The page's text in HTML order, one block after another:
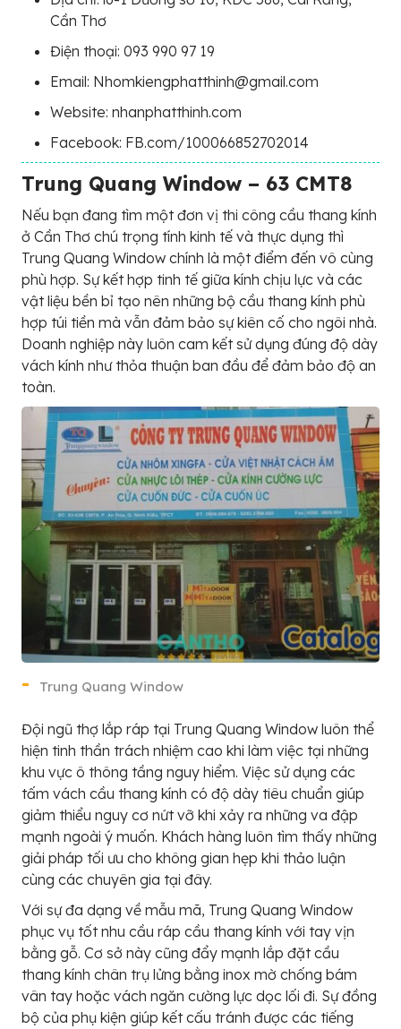
Cần Thơ
Điện thoại: 093 990 97 19
Email: Nhomkiengphatthinh@gmail.com
Website: nhanphatthinh.com
Facebook: FB.com/100066852702014
Trung Quang Window – 63 CMT8
Nếu bạn đang tìm một đơn vị thi công cầu thang kính
ở Cần Thơ chú trọng tính kinh tế và thực dụng thì
Trung Quang Window chính là một điểm đến vô cùng
phù hợp. Sự kết hợp tinh tế giữa kính chịu lực và các
vật liệu bền bỉ tạo nên những bộ cầu thang kính phù
hợp túi tiền mà vẫn đảm bảo sự kiên cố cho ngôi nhà.
Doanh nghiệp này luôn cam kết sử dụng đúng độ dày
vách kính như thỏa thuận ban đầu để đảm bảo độ an
toàn.
Trung Quang Window
Đội ngũ thợ lắp ráp tại Trung Quang Window luôn thể
hiện tinh thần trách nhiệm cao khi làm việc tại những
khu vực ô thông tầng nguy hiểm. Việc sử dụng các
tấm vách cầu thang kính có độ dày tiêu chuẩn giúp
giảm thiểu nguy cơ nứt vỡ khi xảy ra những va đập
mạnh ngoài ý muốn. Khách hàng luôn tìm thấy những
giải pháp tối ưu cho không gian hẹp khi thảo luận
cùng các chuyên gia tại đây.
Với sự đa dạng về mẫu mã, Trung Quang Window
phục vụ tốt nhu cầu ráp cầu thang kính với tay vịn
bằng gỗ. Cơ sở này cũng đẩy mạnh lắp đặt cầu
thang kính chân trụ lửng bằng inox mờ chống bám
vân tay hoặc vách ngăn cường lực dọc lối đi. Sự đồng
bộ của phụ kiện giúp kết cấu tránh được các tiếng